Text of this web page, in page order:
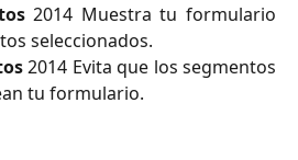
2014 Muestra tu formulario
seleccionados.
2014 Evita que los segmentos
tu formulario.